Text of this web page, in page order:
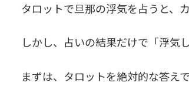
タロットで旦那の浮気を占うと、
しかし、占いの結果だけで「浮気
まずは、タロットを絶対的な答え